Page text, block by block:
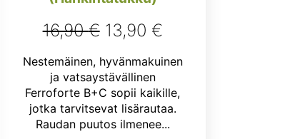
16,90€ Alkuperäinen
hinta
oli:
16,90 €.
13,90 €Nykyinen
hinta
13,90 €.
Nestemäinen, hyvänmakuinen
ja vatsaystävällinen
Ferroforte B+C sopii kaikille,
jotka tarvitsevat lisärautaa.
Raudan puutos ilmenee...